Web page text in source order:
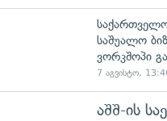
საშუალო
ვორკშოპი
7 აგვისტო,
აშშ-ის